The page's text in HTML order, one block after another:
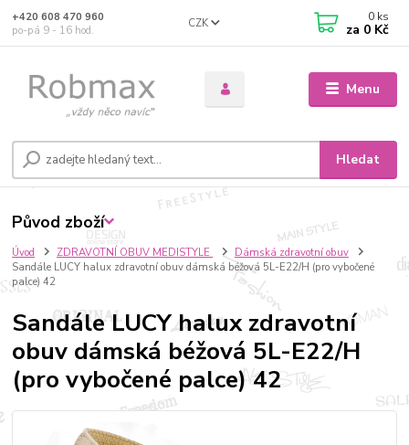
Menu
CZK
Hledat
+420 608 470 960
po-pá 9 - 16 hod.
0 ks
za 0 Kč
Úvod ZDRAVOTNÍ OBUV MEDISTYLE
Dámská zdravotní obuv
Sandále LUCY halux zdravotní obuv dámská béžová 5L-E22/H (pro vybočené
palce) 42
Sandále LUCY halux zdravotní
obuv dámská béžová 5L-E22/H
(pro vybočené palce) 42
Původ zboží